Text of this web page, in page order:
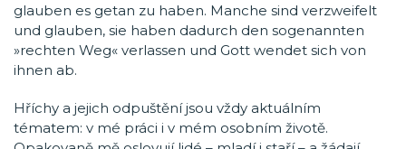
glauben es getan zu haben. Manche sind verzweifelt
und glauben, sie haben dadurch den sogenannten
»rechten Weg« verlassen und Gott wendet sich von
ihnen ab.
Hříchy a jejich odpuštění jsou vždy aktuálním
tématem: v mé práci i v mém osobním životě.